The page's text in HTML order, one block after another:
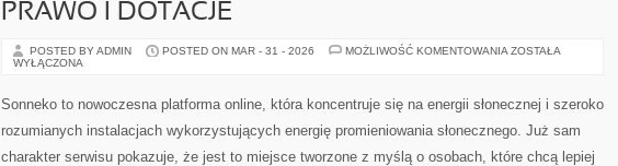
PRAWO I DOTACJE
POSTED BY ADMIN POSTED ON MAR - 31 - 2026 MOŻLIWOŚĆ KOMENTOWANIA PRAWO
ZOSTAŁA
WYŁĄCZONA
Sonneko to nowoczesna platforma online, która koncentruje się na energii słonecznej i szeroko
rozumianych instalacjach wykorzystujących energię promieniowania słonecznego. Już sam
charakter serwisu pokazuje, że jest to miejsce tworzone z myślą o osobach, które chcą lepiej